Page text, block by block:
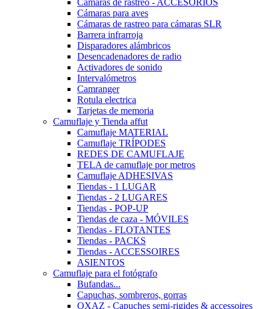
Cámaras de rastreo - ACCESORIOS
Cámaras para aves
Cámaras de rastreo para cámaras SLR
Barrera infrarroja
Disparadores alámbricos
Desencadenadores de radio
Activadores de sonido
Intervalómetros
Camranger
Rotula electrica
Tarjetas de memoria
Camuflaje y Tienda affut
Camuflaje MATERIAL
Camuflaje TRÍPODES
REDES DE CAMUFLAJE
TELA de camuflaje por metros
Camuflaje ADHESIVAS
Tiendas - 1 LUGAR
Tiendas - 2 LUGARES
Tiendas - POP-UP
Tiendas de caza - MÓVILES
Tiendas - FLOTANTES
Tiendas - PACKS
Tiendas - ACCESSOIRES
ASIENTOS
Camuflaje para el fotógrafo
Bufandas...
Capuchas, sombreros, gorras
OXAZ - Capuches semi-rigides & accessoires